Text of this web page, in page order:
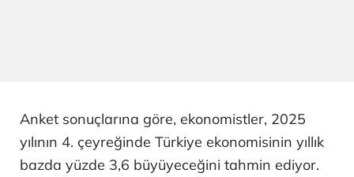
Anket sonuçlarına göre, ekonomistler, 2025
yılının 4. çeyreğinde Türkiye ekonomisinin yıllık
bazda yüzde 3,6 büyüyeceğini tahmin ediyor.